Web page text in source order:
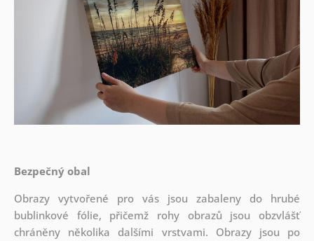
Bezpečný obal
Obrazy vytvořené pro vás jsou zabaleny do hrubé
bublinkové fólie, přičemž rohy obrazů jsou obzvlášť
chráněny několika dalšími vrstvami. Obrazy jsou po